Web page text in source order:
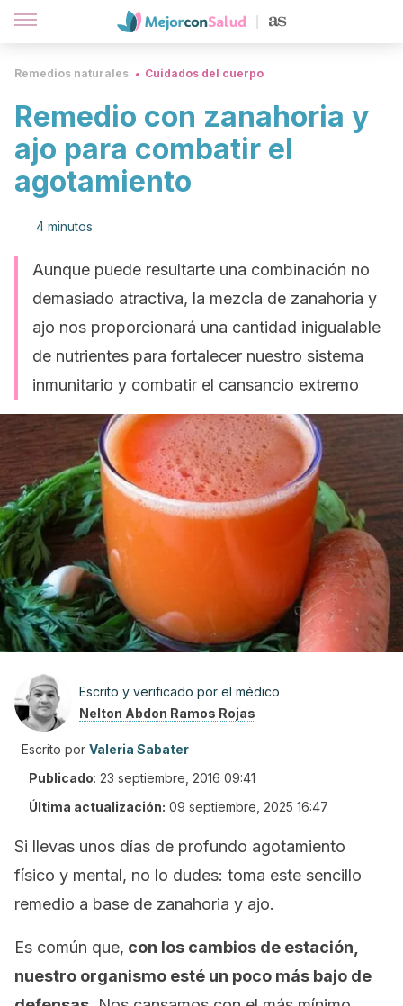
Remedios naturales Cuidados del cuerpo
Remedio con zanahoria y
ajo para combatir el
agotamiento
4 minutos
Aunque puede resultarte una combinación no
demasiado atractiva, la mezcla de zanahoria y
ajo nos proporcionará una cantidad inigualable
de nutrientes para fortalecer nuestro sistema
inmunitario y combatir el cansancio extremo
Escrito y verificado por el médico
Nelton Abdon Ramos Rojas
Escrito por Valeria Sabater
Publicado: 23 septiembre, 2016 09:41
Última actualización: 09 septiembre, 2025 16:47
Si llevas unos días de profundo agotamiento
físico y mental, no lo dudes: toma este sencillo
remedio a base de zanahoria y ajo.
Es común que, con los cambios de estación,
nuestro organismo esté un poco más bajo de